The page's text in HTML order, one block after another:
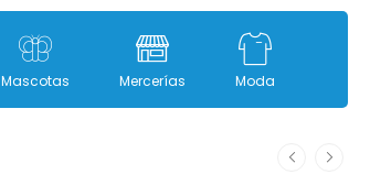
Mascotas Mercerías Moda